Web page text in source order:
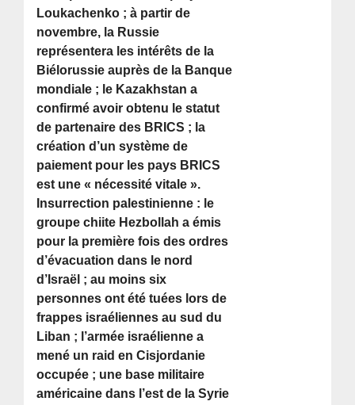
Loukachenko ; à partir de
novembre, la Russie
représentera les intérêts de la
Biélorussie auprès de la Banque
mondiale ; le Kazakhstan a
confirmé avoir obtenu le statut
de partenaire des BRICS ; la
création d’un système de
paiement pour les pays BRICS
est une « nécessité vitale ».
Insurrection palestinienne : le
groupe chiite Hezbollah a émis
pour la première fois des ordres
d’évacuation dans le nord
d’Israël ; au moins six
personnes ont été tuées lors de
frappes israéliennes au sud du
Liban ; l’armée israélienne a
mené un raid en Cisjordanie
occupée ; une base militaire
américaine dans l’est de la Syrie